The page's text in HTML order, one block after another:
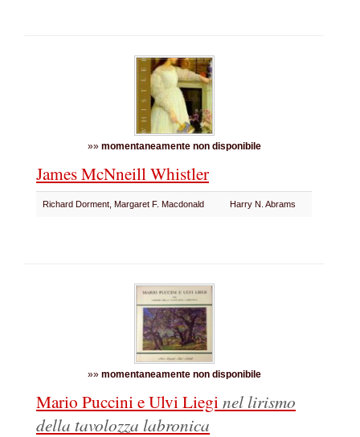
»» momentaneamente non disponibile
James McNneill Whistler
Richard Dorment, Margaret F. Macdonald Harry N. Abrams
»» momentaneamente non disponibile
Mario Puccini e Ulvi Lieginel lirismo
della tavolozza labronica